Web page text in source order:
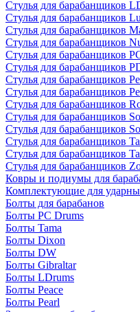
Стулья для барабанщиков
Стулья для барабанщиков
Стулья для барабанщиков
Стулья для барабанщиков
Стулья для барабанщиков
Стулья для барабанщиков
Стулья для барабанщиков
Стулья для барабанщиков
Стулья для барабанщиков
Стулья для барабанщиков
Стулья для барабанщиков
Стулья для барабанщиков
Стулья для барабанщиков
Стулья для барабанщиков
Ковры и подиумы для
Комплектующие для
Болты для барабанов
Болты PC Drums
Болты Tama
Болты Dixon
Болты DW
Болты Gibraltar
Болты LDrums
Болты Peace
Болты Pearl